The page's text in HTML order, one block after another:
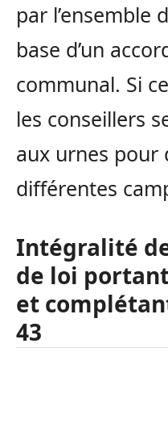
par l’ensemble
base d’un
communal. Si
les conseillers
aux urnes pour
différentes
Intégralité
de loi
et
43